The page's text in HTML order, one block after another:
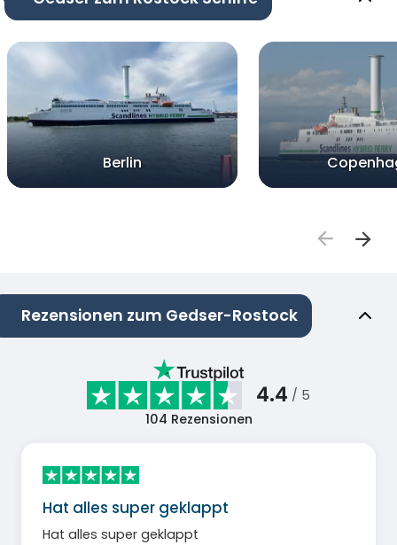
Berlin
Rezensionen zum Gedser-Rostock
4.4 / 5
104 Rezensionen
Hat alles super geklappt
Hat alles super geklappt